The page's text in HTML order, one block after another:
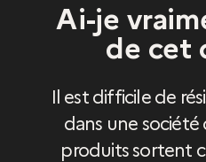
Ai-je
de cet
Il est difficile de
dans une
produits sortent